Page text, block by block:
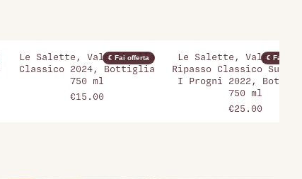
€ Fai offerta
Le Salette, Valpolicella
Classico 2024, Bottiglia
750 ml
€15.00
€ Fai
Le Salette,
Ripasso Classico
I Progni 2022,
750 ml
€25.00